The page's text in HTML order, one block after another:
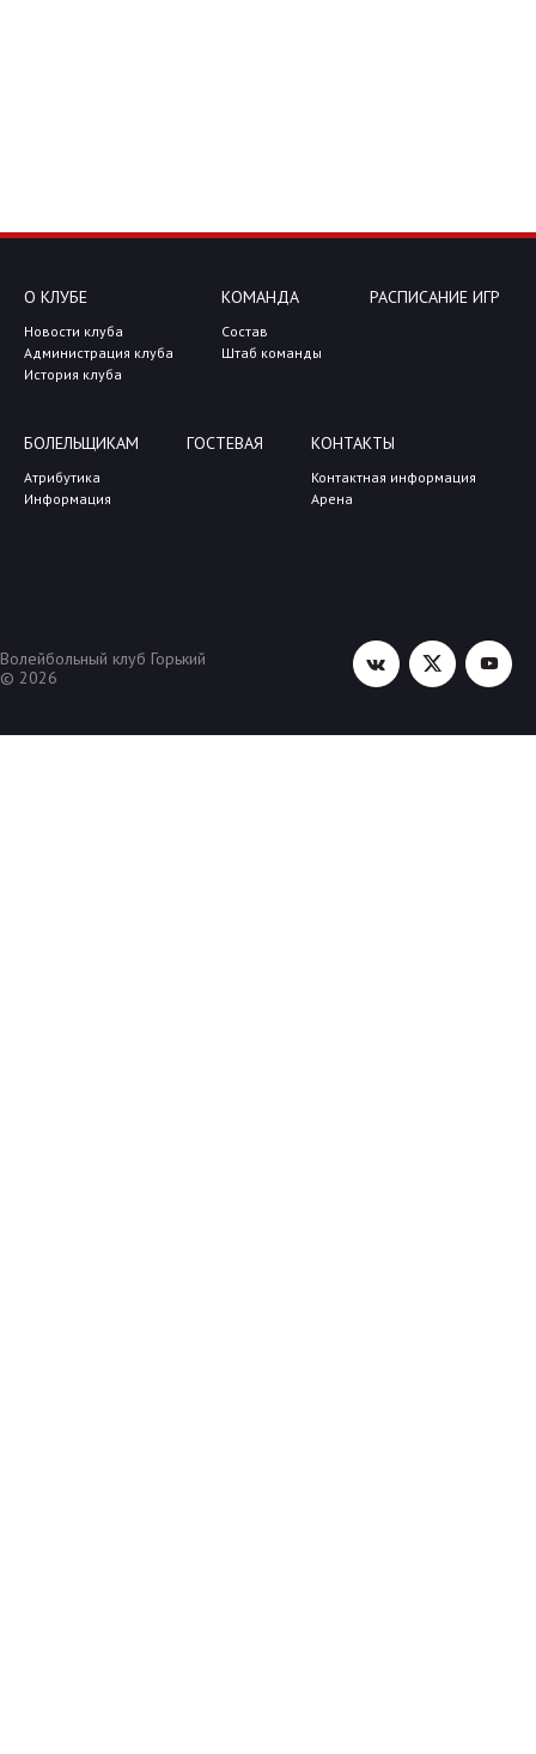
О КЛУБЕ
Новости клуба
Администрация клуба
История клуба
КОМАНДА
Состав
Штаб команды
РАСПИСАНИЕ ИГР
БОЛЕЛЬЩИКАМ
Атрибутика
Информация
ГОСТЕВАЯ КОНТАКТЫ
Контактная информация
Арена
Волейбольный клуб Горький
© 2026